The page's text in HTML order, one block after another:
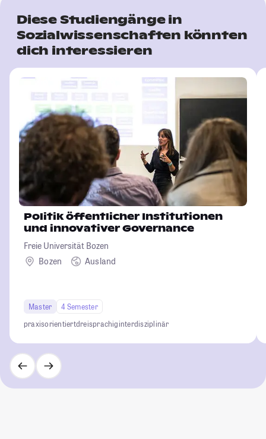
Diese Studiengänge in
Sozialwissenschaften könnten
dich interessieren
Politik öffentlicher Institutionen
und innovativer Governance
Freie Universität Bozen
Bozen
Ausland
Master
4 Semester
praxisorientiertdreisprachiginterdisziplinär